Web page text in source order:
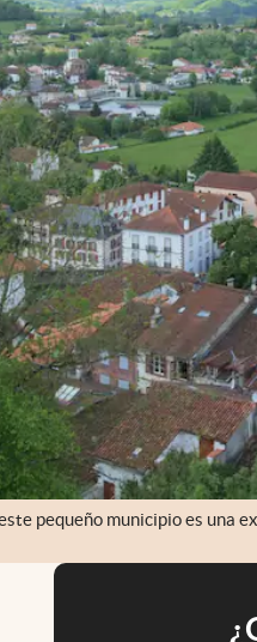
pequeño municipio es una